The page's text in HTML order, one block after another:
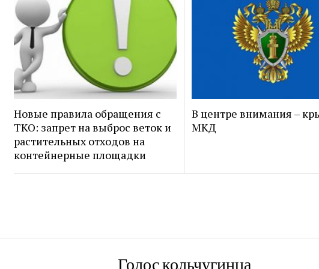
Новые правила обращения с
ТКО: запрет на выброс веток и
растительных отходов на
контейнерные площадки
В центре внимания –
МКД
Голос кольчугинца